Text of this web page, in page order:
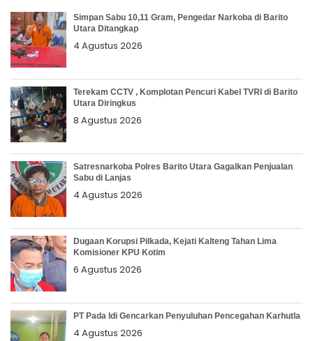
Simpan Sabu 10,11 Gram, Pengedar Narkoba di Barito
Utara Ditangkap
4 Agustus 2026
Terekam CCTV , Komplotan Pencuri Kabel TVRI di Barito
Utara Diringkus
8 Agustus 2026
Satresnarkoba Polres Barito Utara Gagalkan Penjualan
Sabu di Lanjas
4 Agustus 2026
Dugaan Korupsi Pilkada, Kejati Kalteng Tahan Lima
Komisioner KPU Kotim
6 Agustus 2026
PT Pada Idi Gencarkan Penyuluhan Pencegahan Karhutla
4 Agustus 2026